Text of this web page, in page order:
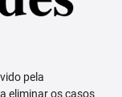
pela
eliminar os casos